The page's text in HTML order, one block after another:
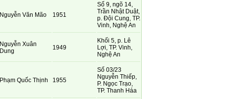
Nguyễn Văn Mão 1951
Số 9, ngõ 14,
Trần Nhật Duật,
p. Đội Cung, TP.
Vinh, Nghệ An
Nguyễn Xuân
Dung
1949
Khối 5, p. Lê
Lợi, TP. Vinh,
Nghệ An
Phạm Quốc Thịnh 1955
Số 03/23
Nguyễn Thiếp,
P. Ngọc Trạo,
TP. Thanh Háa